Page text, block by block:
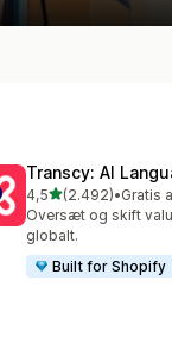
Transcy: AI
4,5ud af 5 stjerner
(2.492)
2492 anmeldelser i
•Gratis
Oversæt og skift
globalt.
Built for Shopify